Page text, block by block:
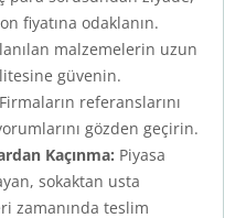
fiyatına odaklanın.
malzemelerin uzun
güvenin.
Firmaların referanslarını
gözden geçirin.
Kaçınma: Piyasa
sokaktan usta
zamanında teslim